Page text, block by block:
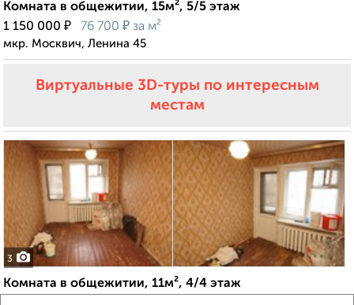
Комната в общежитии, 15м², 5/5 этаж
1 150 000 ₽ 76 700 ₽ за м²
мкр. Москвич, Ленина 45
Виртуальные 3D-туры по интересным
местам
3
Комната в общежитии, 11м², 4/4 этаж